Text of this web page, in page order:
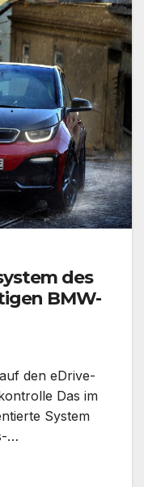
des
BMW-
den eDrive-
Das im
System
…